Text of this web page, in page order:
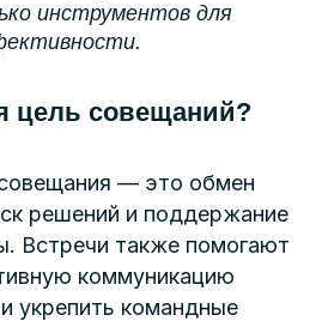
инструментов для
цель совещаний?
— это обмен
решений и поддержание
Встречи также помогают
коммуникацию
укрепить командные